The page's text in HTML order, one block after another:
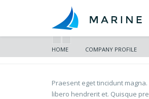
HOME COMPANY PROFILE
Praesent eget tincidunt
libero hendrerit et. Quisque